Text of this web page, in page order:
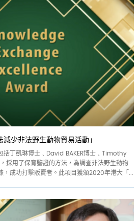
減少非法野生動物貿易活動」
括丁凱琳博士﹑David BAKER博士﹑Timothy
，採用了保育鑒證的方法，為調查非法野生動物
，成功打擊販賣者。此項目獲頒2020年港大「...